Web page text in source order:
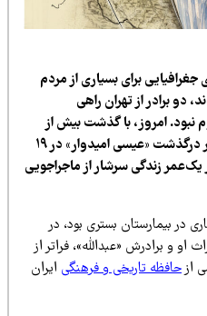
برای بسیاری از مردم
از تهران راهی
امروز، با گذشت بیش از
هفت دهه از آن آغاز جسورانه، خبر درگذشت «عیسی امیدوار» در ۱۹
بر یک‌عمر زندگی سرشار از ماجراجویی
بستری بود، در
«عبدالله»، فراتر از
تاریخی و فرهنگیایران